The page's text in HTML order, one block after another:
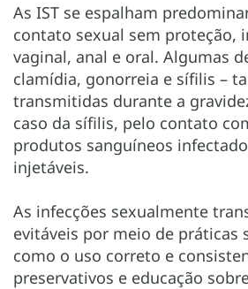
As IST se espalham
contato sexual sem proteção,
vaginal, anal e oral. Algumas
clamídia, gonorreia e sífilis –
transmitidas durante a
caso da sífilis, pelo contato
produtos sanguíneos
injetáveis.
As infecções sexualmente
evitáveis por meio de práticas
como o uso correto e
preservativos e educação